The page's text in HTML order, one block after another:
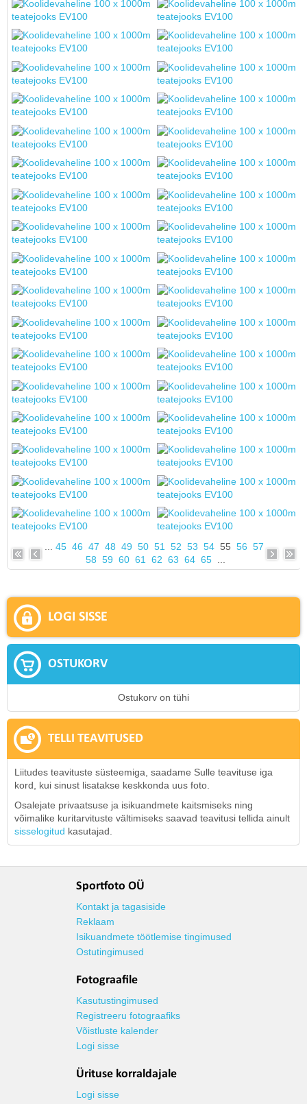
45 46 47 48 49 50 51 52 53 54 55 56 57
58 59 60 61 62 63 64 65...
LOGI SISSE
OSTUKORV
Ostukorv on tühi
TELLI TEAVITUSED
Liitudes teavituste süsteemiga, saadame Sulle teavituse iga
kord, kui sinust lisatakse keskkonda uus foto.
Osalejate privaatsuse ja isikuandmete kaitsmiseks ning
võimalike kuritarvituste vältimiseks saavad teavitusi tellida ainult
sisselogitud kasutajad.
Sportfoto OÜ
Kontakt ja tagasiside
Reklaam
Isikuandmete töötlemise tingimused
Ostutingimused
Fotograafile
Kasutustingimused
Registreeru fotograafiks
Võistluste kalender
Logi sisse
Ürituse korraldajale
Logi sisse